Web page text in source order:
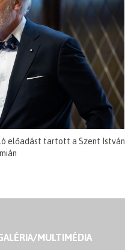
előadást tartott a Szent István
MULTIMÉDIA